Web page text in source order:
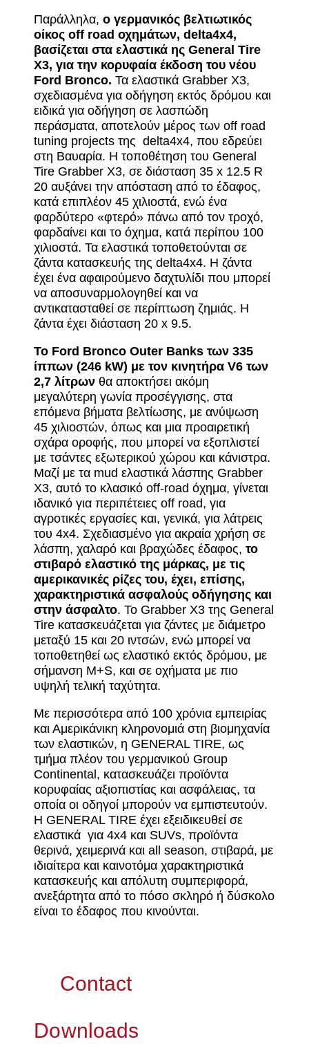
Παράλληλα,ο γερμανικός βελτιωτικός
οίκος off road οχημάτων, delta4x4,
βασίζεται στα ελαστικά ης General Tire
X3, για την κορυφαία έκδοση του νέου
Ford Bronco. Τα ελαστικά Grabber X3,
σχεδιασμένα για οδήγηση εκτός δρόμου και
ειδικά για οδήγηση σε λασπώδη
περάσματα, αποτελούν μέρος των off road
tuning projects της delta4x4, που εδρεύει
στη Βαυαρία. Η τοποθέτηση του General
Tire Grabber X3, σε διάσταση 35 x 12.5 R
20 αυξάνει την απόσταση από το έδαφος,
κατά επιπλέον 45 χιλιοστά, ενώ ένα
φαρδύτερο «φτερό» πάνω από τον τροχό,
φαρδαίνει και το όχημα, κατά περίπου 100
χιλιοστά. Τα ελαστικά τοποθετούνται σε
ζάντα κατασκευής της delta4x4. Η ζάντα
έχει ένα αφαιρούμενο δαχτυλίδι που μπορεί
να αποσυναρμολογηθεί και να
αντικατασταθεί σε περίπτωση ζημιάς. Η
ζάντα έχει διάσταση 20 x 9.5.
Το Ford Bronco Outer Banks των 335
ίππων (246 kW) με τον κινητήρα V6 των
2,7 λίτρων θα αποκτήσει ακόμη
μεγαλύτερη γωνία προσέγγισης, στα
επόμενα βήματα βελτίωσης, με ανύψωση
45 χιλιοστών, όπως και μια προαιρετική
σχάρα οροφής, που μπορεί να εξοπλιστεί
με τσάντες εξωτερικού χώρου και κάνιστρα.
Μαζί με τα mud ελαστικά λάσπης Grabber
X3, αυτό το κλασικό off-road όχημα, γίνεται
ιδανικό για περιπέτειες off road, για
αγροτικές εργασίες και, γενικά, για λάτρεις
του 4x4. Σχεδιασμένο για ακραία χρήση σε
λάσπη, χαλαρό και βραχώδες έδαφος,το
στιβαρό ελαστικό της μάρκας, με τις
αμερικανικές ρίζες του, έχει, επίσης,
χαρακτηριστικά ασφαλούς οδήγησης και
στην άσφαλτο. Το Grabber X3 της General
Tire κατασκευάζεται για ζάντες με διάμετρο
μεταξύ 15 και 20 ιντσών, ενώ μπορεί να
τοποθετηθεί ως ελαστικό εκτός δρόμου, με
σήμανση M+S, και σε οχήματα με πιο
υψηλή τελική ταχύτητα.
Με περισσότερα από 100 χρόνια εμπειρίας
και Αμερικάνικη κληρονομιά στη βιομηχανία
των ελαστικών, η GENERAL TIRE, ως
τμήμα πλέον του γερμανικού Group
Continental, κατασκευάζει προϊόντα
κορυφαίας αξιοπιστίας και ασφάλειας, τα
οποία οι οδηγοί μπορούν να εμπιστευτούν.
Η GENERAL TIRE έχει εξειδικευθεί σε
ελαστικά για 4x4 και SUVs, προϊόντα
θερινά, χειμερινά και all season, στιβαρά, με
ιδιαίτερα και καινοτόμα χαρακτηριστικά
κατασκευής και απόλυτη συμπεριφορά,
ανεξάρτητα από το πόσο σκληρό ή δύσκολο
είναι το έδαφος που κινούνται.
Contact
Downloads